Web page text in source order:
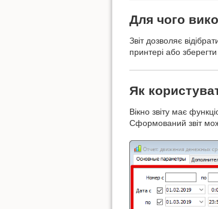
Для чого
Звіт дозволяє
принтері або
Як
Вікно звіту має
Сформований звіт